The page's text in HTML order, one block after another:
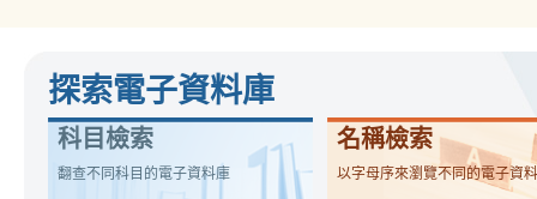
探索電子資料庫
科目檢索
翻查不同科目的電子資料庫
名稱檢索
以字母序來瀏覽不同的電子資